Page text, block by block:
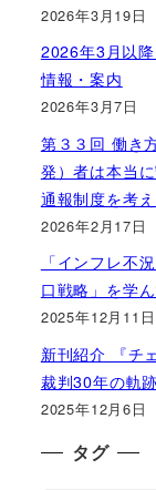
2026年3月19日
2026年3月以
情報・案内
2026年3月7日
第３３回 働き
発）者は本当
通報制度を考
2026年2月17日
「インフレ不
口戦略」を学
2025年12月11日
新刊紹介 『チ
裁判30年の軌
2025年12月6日
タグ